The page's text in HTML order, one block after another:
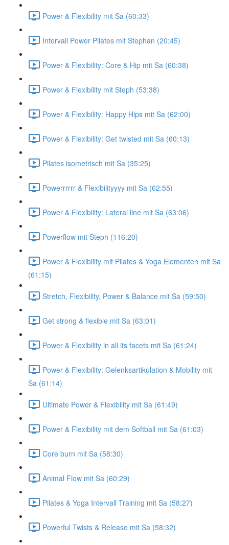
Power & Flexibility mit Sa (60:33)
Intervall Power Pilates mit Stephan (20:45)
Power & Flexibility: Core & Hip mit Sa (60:38)
Power & Flexibility mit Steph (53:38)
Power & Flexibility: Happy Hips mit Sa (62:00)
Power & Flexibility: Get twisted mit Sa (60:13)
Pilates isometrisch mit Sa (35:25)
Powerrrrrr & Flexibilityyyy mit Sa (62:55)
Power & Flexibility: Lateral line mit Sa (63:06)
Powerflow mit Steph (116:20)
Power & Flexibility mit Pilates & Yoga Elementen mit Sa
(61:15)
Stretch, Flexibility, Power & Balance mit Sa (59:50)
Get strong & flexible mit Sa (63:01)
Power & Flexibility in all its facets mit Sa (61:24)
Power & Flexibility: Gelenksartikulation & Mobility mit
Sa (61:14)
Ultimate Power & Flexibility mit Sa (61:49)
Power & Flexibility mit dem Softball mit Sa (61:03)
Core burn mit Sa (58:30)
Animal Flow mit Sa (60:29)
Pilates & Yoga Intervall Training mit Sa (58:27)
Powerful Twists & Release mit Sa (58:32)